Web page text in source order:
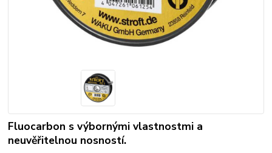
Fluocarbon s výbornými vlastnostmi a
neuvěřitelnou nosností.